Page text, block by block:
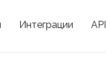
Интеграции API